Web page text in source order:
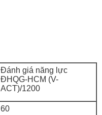
Đánh giá năng lực
ĐHQG-HCM (V-
ACT)/1200
60